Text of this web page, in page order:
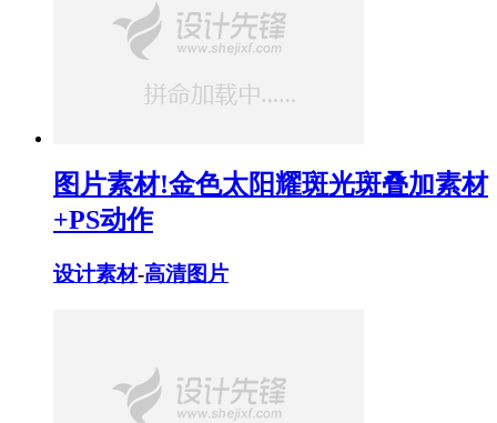
图片素材!金色太阳耀斑光斑叠加素材
+PS动作
设计素材-高清图片